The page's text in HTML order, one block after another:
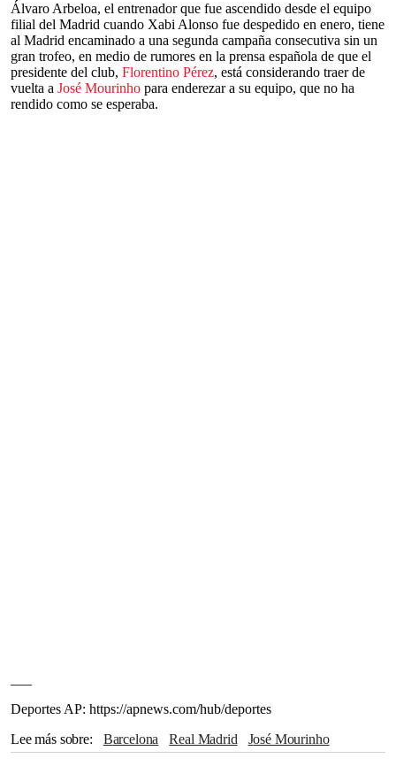
Álvaro Arbeloa, el entrenador que fue ascendido desde el equipo
filial del Madrid cuando Xabi Alonso fue despedido en enero, tiene
al Madrid encaminado a una segunda campaña consecutiva sin un
gran trofeo, en medio de rumores en la prensa española de que el
presidente del club, Florentino Pérez, está considerando traer de
vuelta a José Mourinho para enderezar a su equipo, que no ha
rendido como se esperaba.
Deportes AP: https://apnews.com/hub/deportes
Lee más sobre
Barcelona Real Madrid
José Mourinho